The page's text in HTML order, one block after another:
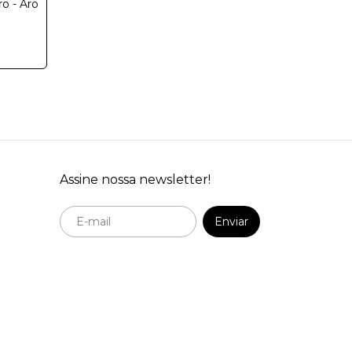
- Aro
Assine nossa newsletter!